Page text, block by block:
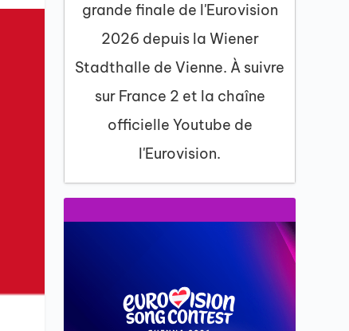
grande finale de l'Eurovision
2026 depuis la Wiener
Stadthalle de Vienne. À suivre
sur France 2 et la chaîne
officielle Youtube de
l'Eurovision.